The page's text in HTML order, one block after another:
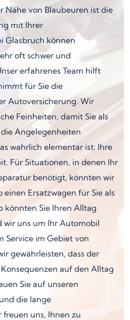
Nähe von Blaubeuren ist die
mit Ihrer
Glasbruch können
oft schwer und
erfahrenes Team hilft
für Sie die
Autoversicherung. Wir
Feinheiten, damit Sie als
Angelegenheiten
wahrlich elementar ist: Ihre
Für Situationen, in denen Ihr
benötigt, könnten wir
Ersatzwagen für Sie als
könnten Sie Ihren Alltag
wir uns um Ihr Automobil
Service im Gebiet von
gewährleisten, dass der
auf den Alltag
Sie auf unseren
die lange
uns, Ihnen zu